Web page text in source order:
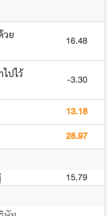
วย
16.48
ปไว้
-3.30
13.18
28.97
15.79